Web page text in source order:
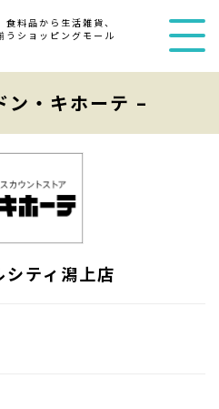
料品から生活雑貨、
うショッピングモール
ン・キホーテ –
ティ潟上店